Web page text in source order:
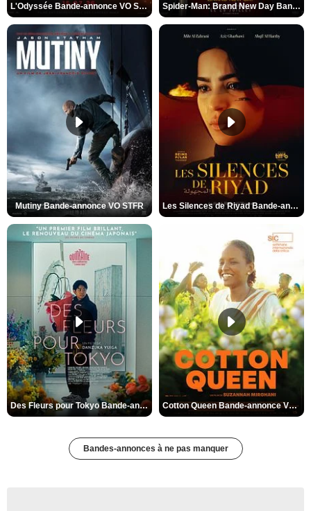
L'Odyssée Bande-annonce VO STFR Spider-Man: Brand New Day Bande-annonce VO STFR
Mutiny Bande-annonce VO STFR Les Silences de Riyad Bande-annonce VO STFR
Des Fleurs pour Tokyo Bande-annonce VO STFR Cotton Queen Bande-annonce VO STFR
Bandes-annonces à ne pas manquer